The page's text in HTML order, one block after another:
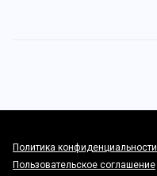
Политика конфиденциальности
Пользовательское соглашение